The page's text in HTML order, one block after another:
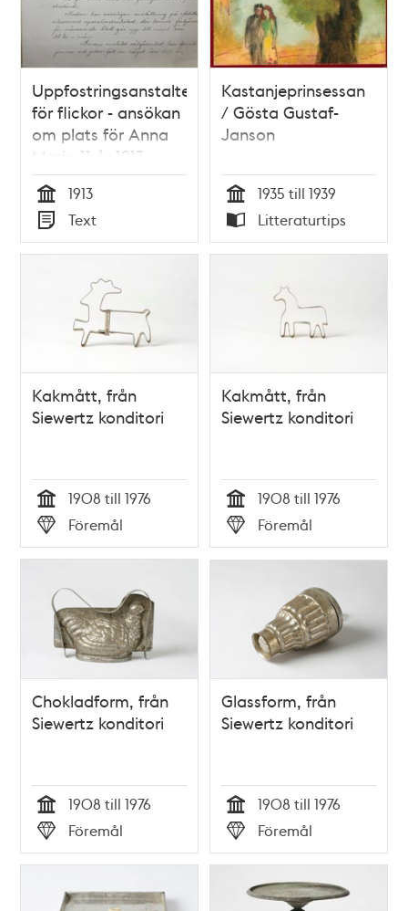
Uppfostringsanstalten
för flickor - ansökan
om plats för Anna
Maria 11 år 1913
Tid
1913
Typ
Text
Kastanjeprinsessan
/ Gösta Gustaf-
Janson
Tid
1935 till 1939
Typ
Litteraturtips
Kakmått, från
Siewertz konditori
Tid
1908 till 1976
Typ
Föremål
Kakmått, från
Siewertz konditori
Tid
1908 till 1976
Typ
Föremål
Chokladform, från
Siewertz konditori
Tid
1908 till 1976
Typ
Föremål
Glassform, från
Siewertz konditori
Tid
1908 till 1976
Typ
Föremål